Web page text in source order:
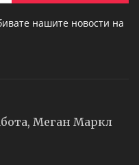
нашите новости на
Меган Маркл